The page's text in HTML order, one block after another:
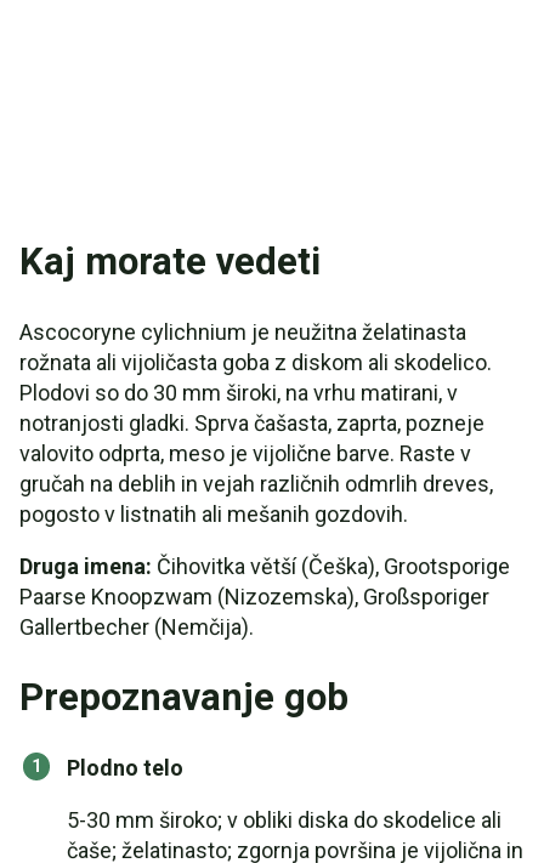
Kaj morate vedeti
Ascocoryne cylichnium je neužitna želatinasta
rožnata ali vijoličasta goba z diskom ali skodelico.
Plodovi so do 30 mm široki, na vrhu matirani, v
notranjosti gladki. Sprva čašasta, zaprta, pozneje
valovito odprta, meso je vijolične barve. Raste v
gručah na deblih in vejah različnih odmrlih dreves,
pogosto v listnatih ali mešanih gozdovih.
Druga imena: Čihovitka větší (Češka), Grootsporige
Paarse Knoopzwam (Nizozemska), Großsporiger
Gallertbecher (Nemčija).
Prepoznavanje gob
Plodno telo
5-30 mm široko; v obliki diska do skodelice ali
čaše; želatinasto; zgornja površina je vijolična in